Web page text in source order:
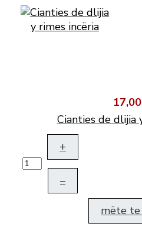
Cianties de dlijia
+
–
mëte